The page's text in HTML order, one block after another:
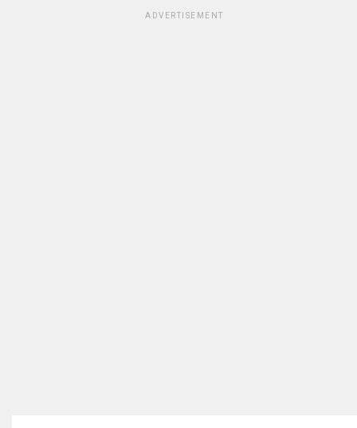
ADVERTISEMENT